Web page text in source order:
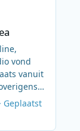
boord
40
heel
de
vond
vanuit
bedrijf
vlag
Geplaatst